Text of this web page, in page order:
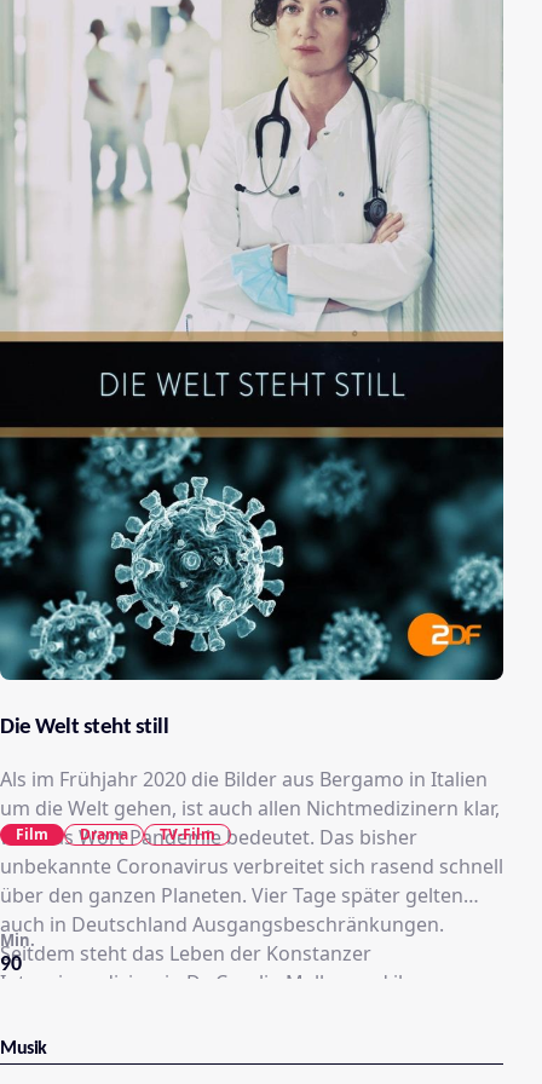
Die Welt steht still
Als im Frühjahr 2020 die Bilder aus Bergamo in Italien
um die Welt gehen, ist auch allen Nichtmedizinern klar,
was das Wort Pandemie bedeutet. Das bisher
unbekannte Coronavirus verbreitet sich rasend schnell
über den ganzen Planeten. Vier Tage später gelten
auch in Deutschland Ausgangsbeschränkungen.
Seitdem steht das Leben der Konstanzer
Intensivmedizinerin Dr. Carolin Mellau und ihrer
Krisenstabs und ist rund um die Uhr im Einsatz, um die
Klinik auf den drohenden Ernstfall vorzubereiten. Als
90
Min.
Film Drama TV-Film
Musik